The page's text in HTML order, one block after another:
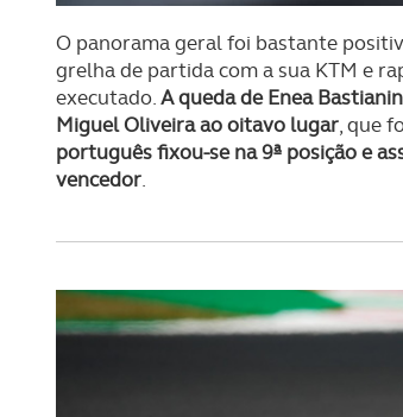
O panorama geral foi bastante
grelha de partida com a sua KTM e
executado.A queda de Enea
Miguel Oliveira ao oitavo lugar, que
português fixou-se na 9ª posição e
vencedor.